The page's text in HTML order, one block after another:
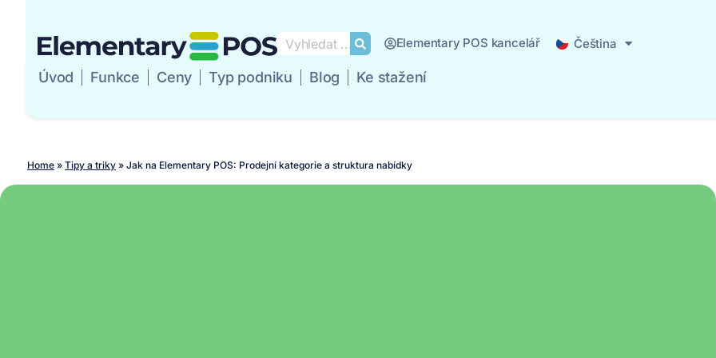
Elementary POS kancelář Čeština
Español
Úvod Funkce Ceny Typ podniku Blog Ke stažení
Úvod Funkce Ceny
Home » Tipy a triky » Jak na Elementary POS: Prodejní kategorie a struktura nabídky